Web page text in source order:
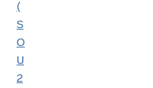
(
S
O
U
2